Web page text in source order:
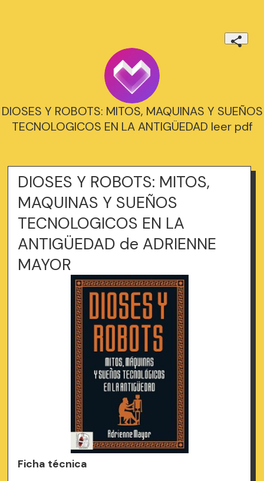
DIOSES Y ROBOTS: MITOS, MAQUINAS Y SUEÑOS
TECNOLOGICOS EN LA ANTIGÜEDAD leer pdf
DIOSES Y ROBOTS: MITOS,
MAQUINAS Y SUEÑOS
TECNOLOGICOS EN LA
ANTIGÜEDAD de ADRIENNE
MAYOR
Ficha técnica